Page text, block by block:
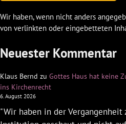
Wir haben, wenn nicht anders
von verlinkten oder eingebetteten
Neuester Kommentar
Klaus Bernd zu Gottes Haus hat keine
ins Kirchenrecht
6. August 2026
"Wir haben in der